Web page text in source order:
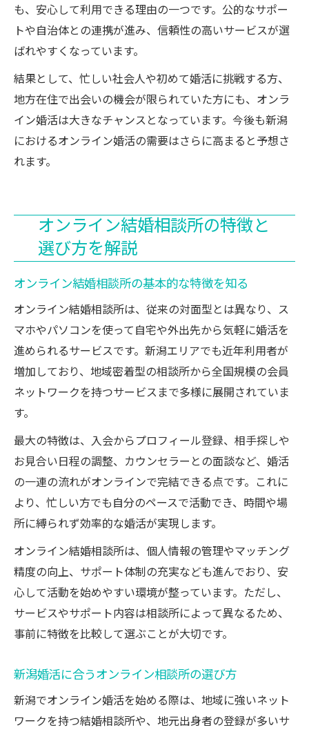
も、安心して利用できる理由の一つです。公的なサポー
トや自治体との連携が進み、信頼性の高いサービスが選
ばれやすくなっています。
結果として、忙しい社会人や初めて婚活に挑戦する方、
地方在住で出会いの機会が限られていた方にも、オンラ
イン婚活は大きなチャンスとなっています。今後も新潟
におけるオンライン婚活の需要はさらに高まると予想さ
れます。
オンライン結婚相談所の特徴と
選び方を解説
オンライン結婚相談所の基本的な特徴を知る
オンライン結婚相談所は、従来の対面型とは異なり、ス
マホやパソコンを使って自宅や外出先から気軽に婚活を
進められるサービスです。新潟エリアでも近年利用者が
増加しており、地域密着型の相談所から全国規模の会員
ネットワークを持つサービスまで多様に展開されていま
す。
最大の特徴は、入会からプロフィール登録、相手探しや
お見合い日程の調整、カウンセラーとの面談など、婚活
の一連の流れがオンラインで完結できる点です。これに
より、忙しい方でも自分のペースで活動でき、時間や場
所に縛られず効率的な婚活が実現します。
オンライン結婚相談所は、個人情報の管理やマッチング
精度の向上、サポート体制の充実なども進んでおり、安
心して活動を始めやすい環境が整っています。ただし、
サービスやサポート内容は相談所によって異なるため、
事前に特徴を比較して選ぶことが大切です。
新潟婚活に合うオンライン相談所の選び方
新潟でオンライン婚活を始める際は、地域に強いネット
ワークを持つ結婚相談所や、地元出身者の登録が多いサ